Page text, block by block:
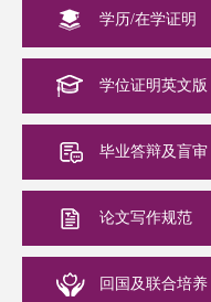
学历/在学证明
学位证明英文版
毕业答辩及盲审
论文写作规范
回国及联合培养